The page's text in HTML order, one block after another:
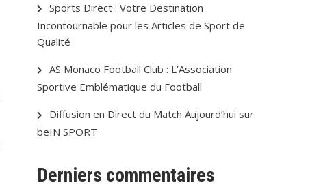
Sports Direct : Votre Destination
Incontournable pour les Articles de Sport de
Qualité
AS Monaco Football Club : L’Association
Sportive Emblématique du Football
Diffusion en Direct du Match Aujourd’hui sur
beIN SPORT
Derniers commentaires